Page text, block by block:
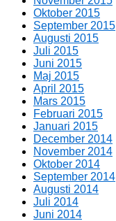
Oktober 2015
September 2015
Augusti 2015
Juli 2015
Juni 2015
Maj 2015
April 2015
Mars 2015
Februari 2015
Januari 2015
December 2014
November 2014
Oktober 2014
September 2014
Augusti 2014
Juli 2014
Juni 2014